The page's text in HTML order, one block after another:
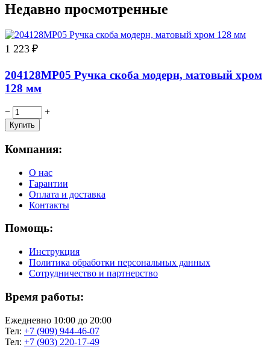
Недавно просмотренные
1 223 ₽
204128MP05 Ручка скоба модерн, матовый хром
128 мм
− +
Компания:
О нас
Гарантии
Оплата и доставка
Контакты
Помощь:
Инструкция
Политика обработки персональных данных
Сотрудничество и партнерство
Время работы:
Ежедневно 10:00 до 20:00
Тел: +7 (909) 944-46-07
Тел: +7 (903) 220-17-49